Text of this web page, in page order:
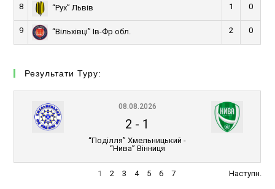
8 “Рух” Львів 1 0
9 “Вільхівці” Ів-Фр обл. 2 0
Результати Туру:
08.08.2026
2 - 1
“Поділля” Хмельницький -
“Нива” Вінниця
1 2 3 4 5 6 7 Наступн.